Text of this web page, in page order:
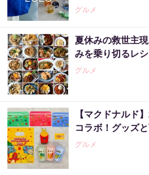
グルメ
夏休みの救世主
みを乗り切るレ
グルメ
【マクドナルド
コラボ！グッズ
グルメ